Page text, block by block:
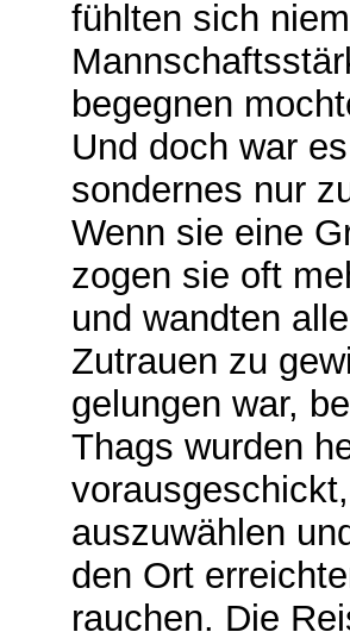
fühlten sich
begegnen
Und doch war
sondernes nur
Wenn sie eine
zogen sie oft
und wandten
Zutrauen zu
gelungen war,
Thags wurden
auszuwählen
den Ort
rauchen. Die